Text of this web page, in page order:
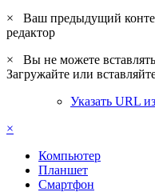
× Ваш предыдущий
редактор
×
Вы не можете
Загружайте или
Указать URL
×
Компьютер
Планшет
Смартфон